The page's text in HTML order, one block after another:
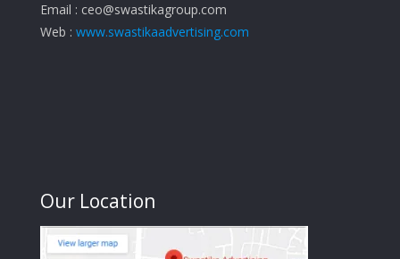
Email : ceo@swastikagroup.com
Web : www.swastikaadvertising.com
Our Location